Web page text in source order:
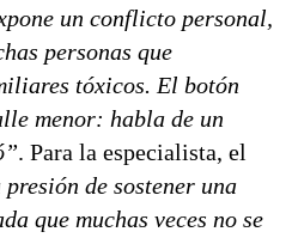
un conflicto personal,
personas que
tóxicos. El botón
menor: habla de un
. Para la especialista, el
presión de sostener una
que muchas veces no se